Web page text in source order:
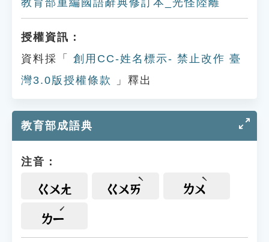
教育部重編國語辭典修訂本_光怪陸離
授權資訊：
資料採「
創用CC-姓名標示- 禁止改作 臺
灣3.0版授權條款
」釋出
教育部成語典
注音：
ㄍㄨㄤ ㄍㄨㄞ ㄌㄨ
ㄌㄧ